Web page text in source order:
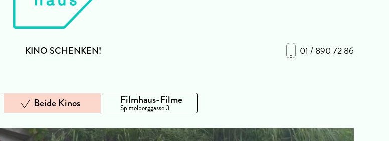
01 / 890 72 86
KINO SCHENKEN!
Beide Kinos Filmhaus-Filme
Spittelberggasse 3